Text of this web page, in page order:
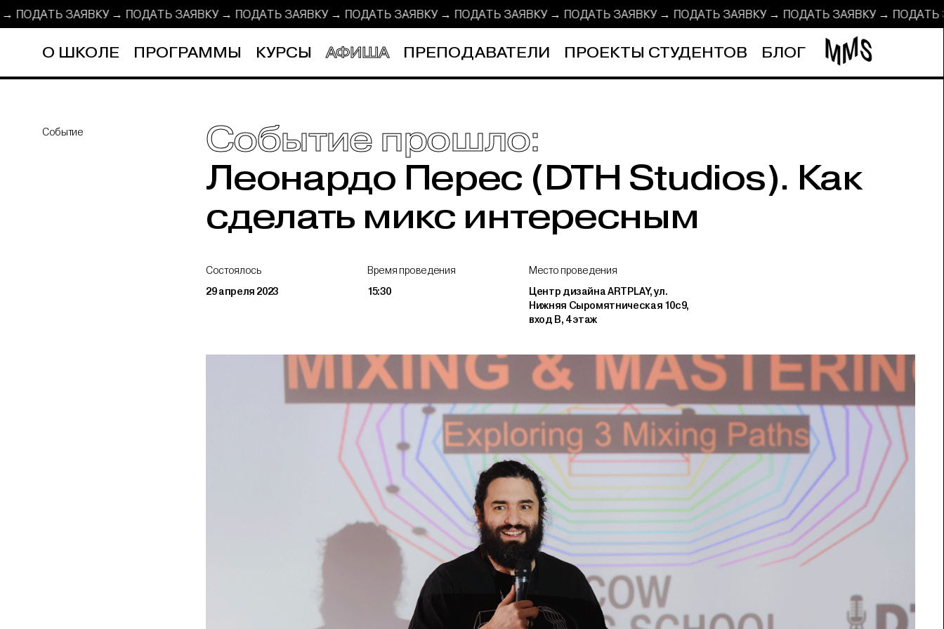
→ ПОДАТЬ ЗАЯВКУ →ПОДАТЬ ЗАЯВКУ → ПОДАТЬ ЗАЯВКУ → ПОДАТЬ ЗАЯВКУ → ПОДАТЬ ЗАЯВКУ →ПОДАТЬ ЗАЯВКУ → ПОДАТЬ ЗАЯВКУ → ПОДАТЬ ЗАЯВКУ →
О ШКОЛЕ ПРОГРАММЫ КУРСЫ АФИША ПРЕПОДАВАТЕЛИ ПРОЕКТЫ СТУДЕНТОВ БЛОГ
Событие
Событие прошло:
Леонардо Перес (DTH Studios). Как
сделать микс интересным
Состоялось
29 апреля 2023
Время проведения
15:30
Место проведения
Центр дизайна ARTPLAY, ул.
Нижняя Сыромятническая 10с9,
вход В, 4 этаж